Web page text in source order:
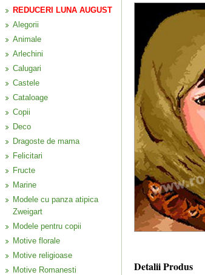
REDUCERI LUNA AUGUST
Alegorii
Animale
Arlechini
Calugari
Castele
Cataloage
Copii
Deco
Dragoste de mama
Felicitari
Fructe
Marine
Modele cu panza atipica
Zweigart
Modele pentru copii
Motive florale
Motive religioase
Motive Romanesti
Detalii Produs